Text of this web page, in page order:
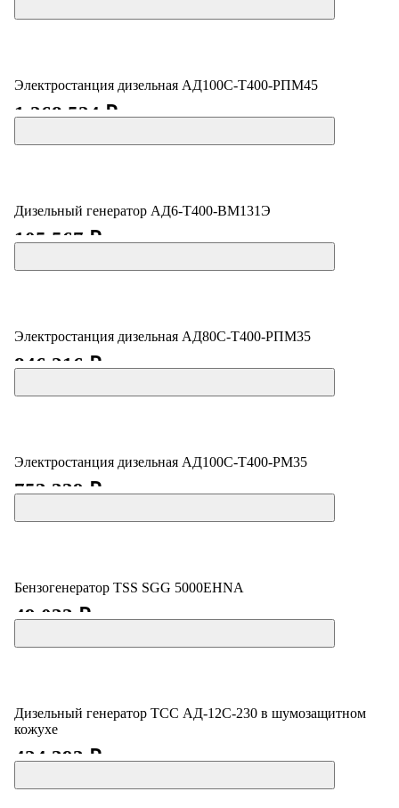
Электростанция дизельная АД100С-Т400-РПМ45
1 268 524 ₽
Дизельный генератор АД6-Т400-ВМ131Э
105 567 ₽
Электростанция дизельная АД80С-Т400-РПМ35
846 216 ₽
Электростанция дизельная АД100С-Т400-РМ35
753 339 ₽
Бензогенератор TSS SGG 5000EHNA
49 033 ₽
Дизельный генератор ТСС АД-12С-230 в шумозащитном
кожухе
424 393 ₽